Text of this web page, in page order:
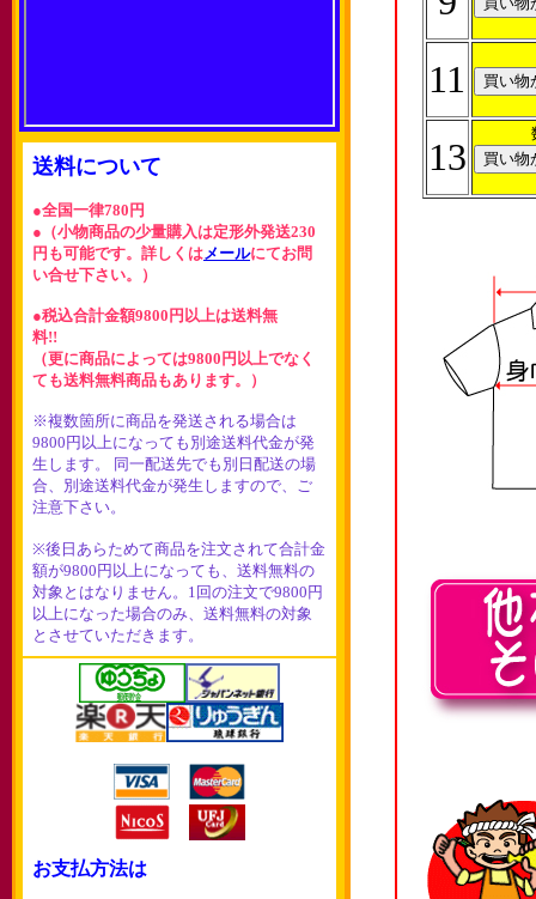
送料について
●全国一律780円
●（小物商品の少量購入は定形外発送230
円も可能です。詳しくはメールにてお問
い合せ下さい。）
●税込合計金額9800円以上は送料無
料!!
（更に商品によっては9800円以上でなく
ても送料無料商品もあります。）
※複数箇所に商品を発送される場合は
9800円以上になっても別途送料代金が発
生します。 同一配送先でも別日配送の場
合、別途送料代金が発生しますので、ご
注意下さい。
※後日あらためて商品を注文されて合計金
額が9800円以上になっても、送料無料の
対象とはなりません。1回の注文で9800円
以上になった場合のみ、送料無料の対象
とさせていただきます。
お支払方法は
11
13